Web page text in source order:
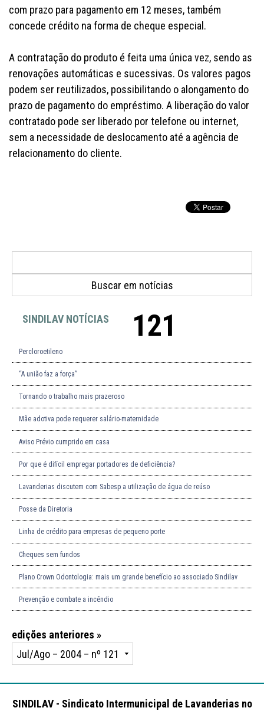
com prazo para pagamento em 12 meses, também
concede crédito na forma de cheque especial.
A contratação do produto é feita uma única vez, sendo as
renovações automáticas e sucessivas. Os valores pagos
podem ser reutilizados, possibilitando o alongamento do
prazo de pagamento do empréstimo. A liberação do valor
contratado pode ser liberado por telefone ou internet,
sem a necessidade de deslocamento até a agência de
relacionamento do cliente.
SINDILAV NOTÍCIAS 121
Percloroetileno
“A união faz a força”
Tornando o trabalho mais prazeroso
Mãe adotiva pode requerer salário-maternidade
Aviso Prévio cumprido em casa
Por que é difícil empregar portadores de deficiência?
Lavanderias discutem com Sabesp a utilização de água de reúso
Posse da Diretoria
Linha de crédito para empresas de pequeno porte
Cheques sem fundos
Plano Crown Odontologia: mais um grande benefício ao associado Sindilav
Prevenção e combate a incêndio
edições anteriores »
SINDILAV - Sindicato Intermunicipal de Lavanderias no